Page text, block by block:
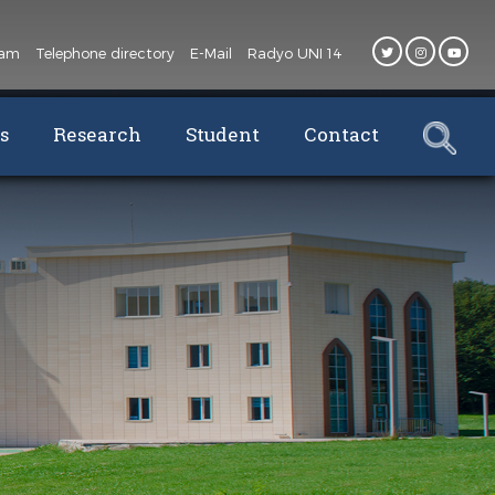
Telephone directory E-Mail Radyo UNI 14
Research Student Contact